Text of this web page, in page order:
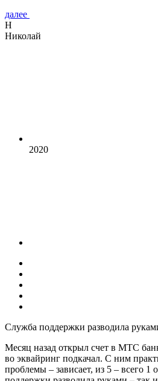
далее
Н
Николай
2020
Служба поддержки разводила
Месяц назад открыл счет в МТС
во эквайринг подкачал. С ним
проблемы – зависает, из 5 – всего 1